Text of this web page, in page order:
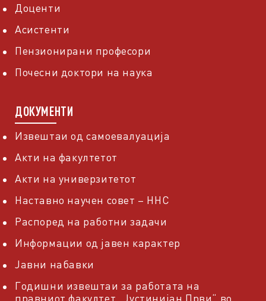
Доценти
Асистенти
Пензионирани професори
Почесни доктори на наука
ДОКУМЕНТИ
Извештаи од самоевалуација
Акти на факултетот
Акти на универзитетот
Наставно научен совет – ННС
Распоред на работни задачи
Информации од јавен карактер
Јавни набавки
Годишни извештаи за работата на
правниот факултет „Јустинијан Први“ во